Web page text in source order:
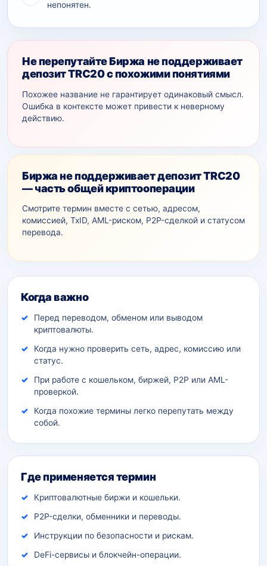
непонятен.
Не перепутайте Биржа не поддерживает
депозит TRC20 с похожими понятиями
Похожее название не гарантирует одинаковый смысл.
Ошибка в контексте может привести к неверному
действию.
Биржа не поддерживает депозит TRC20
— часть общей криптооперации
Смотрите термин вместе с сетью, адресом,
комиссией, TxID, AML-рискoм, P2P-сделкой и статусом
перевода.
Дополнительный контекст
Когда важно
Перед переводом, обменом или выводом
криптовалюты.
Когда нужно проверить сеть, адрес, комиссию или
статус.
При работе с кошельком, биржей, P2P или AML-
проверкой.
Когда похожие термины легко перепутать между
собой.
Где применяется термин
Криптовалютные биржи и кошельки.
P2P-сделки, обменники и переводы.
Инструкции по безопасности и рискам.
DeFi-сервисы и блокчейн-операции.